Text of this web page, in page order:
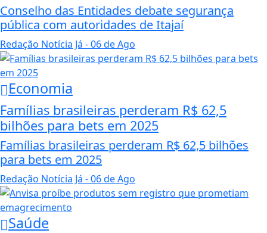
Conselho das Entidades debate segurança
pública com autoridades de Itajaí
Redação Notícia Já - 06 de Ago
Economia
Famílias brasileiras perderam R$ 62,5
bilhões para bets em 2025
Famílias brasileiras perderam R$ 62,5 bilhões
para bets em 2025
Redação Notícia Já - 06 de Ago
Saúde